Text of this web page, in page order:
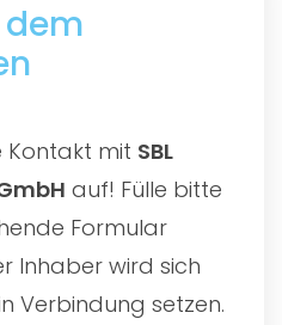
Kontakt mit SBL
auf! Fülle bitte
Formular
Inhaber wird sich
Verbindung setzen.